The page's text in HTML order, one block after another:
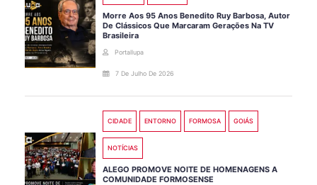
Morre Aos 95 Anos Benedito Ruy Barbosa, Autor
De Clássicos Que Marcaram Gerações Na TV
Brasileira
Portallupa
7 De Julho De 2026
CIDADE ENTORNO FORMOSA GOIÁS
NOTÍCIAS
ALEGO PROMOVE NOITE DE HOMENAGENS A
COMUNIDADE FORMOSENSE